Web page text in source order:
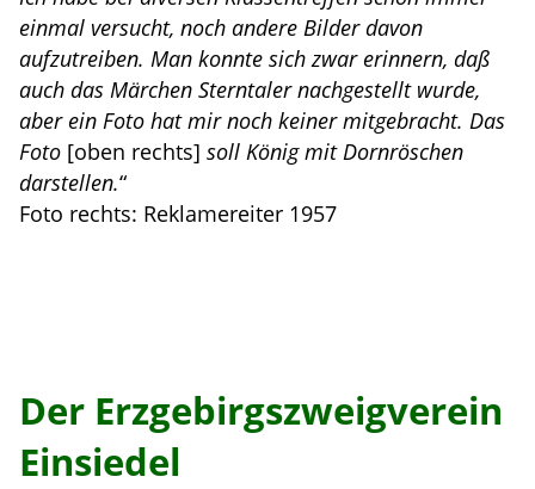
einmal versucht, noch andere Bilder davon
aufzutreiben. Man konnte sich zwar erinnern, daß
auch das Märchen Sterntaler nachgestellt wurde,
aber ein Foto hat mir noch keiner mitgebracht. Das
Foto [oben rechts] soll König mit Dornröschen
darstellen.“
Foto rechts: Reklamereiter 1957
Der Erzgebirgszweigverein
Einsiedel